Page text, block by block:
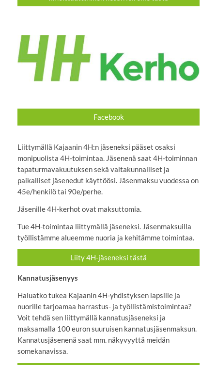
Facebook
Liittymällä Kajaanin 4H:n jäseneksi pääset osaksi
monipuolista 4H-toimintaa. Jäsenenä saat 4H-toiminnan
tapaturmavakuutuksen sekä valtakunnalliset ja
paikalliset jäsenedut käyttöösi. Jäsenmaksu vuodessa on
45e/henkilö tai 90e/perhe.
Jäsenille 4H-kerhot ovat maksuttomia.
Tue 4H-toimintaa liittymällä jäseneksi. Jäsenmaksuilla
työllistämme alueemme nuoria ja kehitämme toimintaa.
Liity 4H-jäseneksi tästä
Kannatusjäsenyys
Haluatko tukea Kajaanin 4H-yhdistyksen lapsille ja
nuorille tarjoamaa harrastus- ja työllistämistoimintaa?
Voit tehdä sen liittymällä kannatusjäseneksi ja
maksamalla 100 euron suuruisen kannatusjäsenmaksun.
Kannatusjäsenenä saat mm. näkyvyyttä meidän
somekanavissa.